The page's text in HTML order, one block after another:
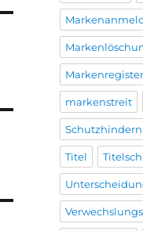
Markenregister
markenstreit
Titel